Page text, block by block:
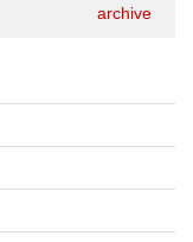
archive